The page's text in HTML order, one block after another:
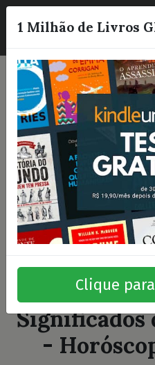
Significados
-
1 Milhão de Livros
Clique